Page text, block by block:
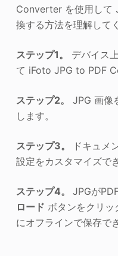
Converter を使用して
換する方法を理解して
ステップ1。
デバイス
て iFoto JPG to PDF
ステップ2。
JPG 画像
します。
ステップ3。
ドキュメ
設定をカスタマイズで
ステップ4。 JPGが
ロード ボタンをクリッ
にオフラインで保存で